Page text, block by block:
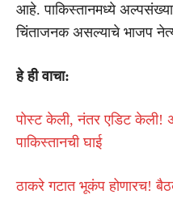
आहे. पाकिस्तानमध्ये
चिंताजनक असल्याचे भाजप
हे ही वाचा:
पोस्ट केली, नंतर एडिट केली!
पाकिस्तानची घाई
ठाकरे गटात भूकंप होणारच!